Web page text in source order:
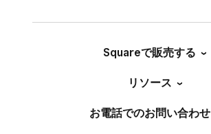
Squareで販売する
リソース
お電話でのお問い合わせ